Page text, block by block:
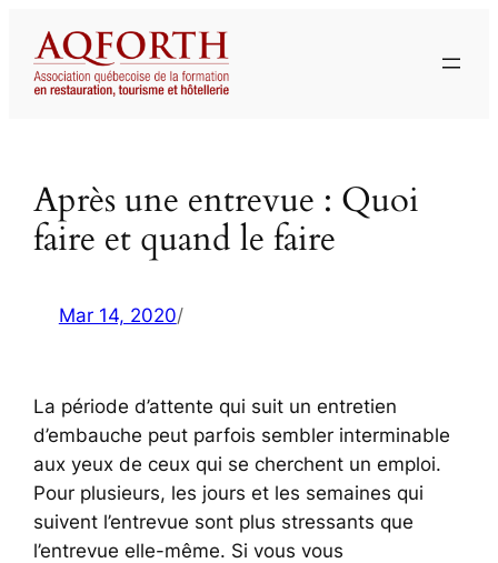
contenu
Après une entrevue : Quoi
faire et quand le faire
Mar 14, 2020/
La période d’attente qui suit un entretien
d’embauche peut parfois sembler interminable
aux yeux de ceux qui se cherchent un emploi.
Pour plusieurs, les jours et les semaines qui
suivent l’entrevue sont plus stressants que
l’entrevue elle-même. Si vous vous